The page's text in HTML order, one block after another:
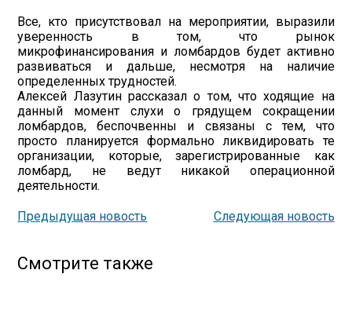
Все, кто присутствовал на мероприятии, выразили
уверенность в том, что рынок
микрофинансирования и ломбардов будет активно
развиваться и дальше, несмотря на наличие
определенных трудностей.
Алексей Лазутин рассказал о том, что ходящие на
данный момент слухи о грядущем сокращении
ломбардов, беспочвенны и связаны с тем, что
просто планируется формально ликвидировать те
организации, которые, зарегистрированные как
ломбард, не ведут никакой операционной
деятельности.
Предыдущая новость Следующая новость
Смотрите также